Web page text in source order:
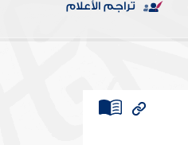
تراجم الأعلام